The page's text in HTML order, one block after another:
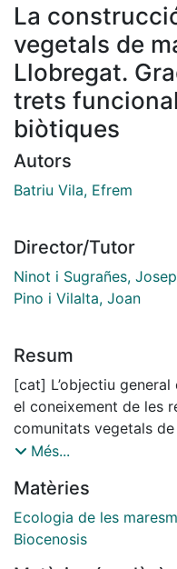
La
vegetals de
Llobregat.
trets
biòtiques
Autors
Batriu Vila, Efrem
Director/Tutor
Ninot i Sugrañes,
Pino i Vilalta, Joan
Resum
[cat] L’objectiu
el coneixement de les
comunitats vegetals
mediterrànies, prenent
llarg de quatre capítols
els gradients
de les espècies i les
Més...
Matèries
Ecologia de les
Biocenosis